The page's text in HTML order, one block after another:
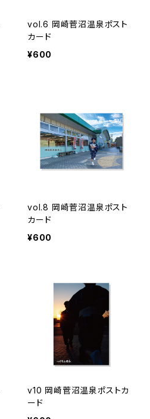
vol.6 岡崎菅沼温泉ポスト
カード
¥600
vol.8 岡崎菅沼温泉ポスト
カード
¥600
v10 岡崎菅沼温泉ポストカ
ード